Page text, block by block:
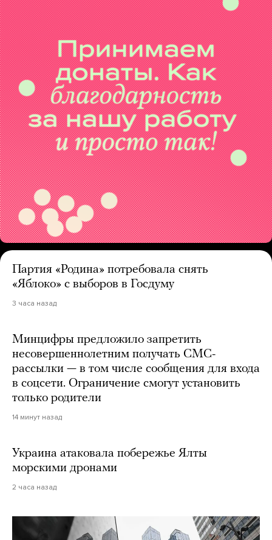
Партия «Родина» потребовала снять
«Яблоко» с выборов в Госдуму
3 часа назад
Минцифры предложило запретить
несовершеннолетним получать СМС-
рассылки — в том числе сообщения для входа
в соцсети. Ограничение смогут установить
только родители
14 минут назад
Украина атаковала побережье Ялты
морскими дронами
2 часа назад